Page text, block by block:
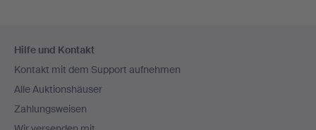
Navigation
Hilfe und Kontakt
Kontakt mit dem Support aufnehmen
Alle Auktionshäuser
Zahlungsweisen